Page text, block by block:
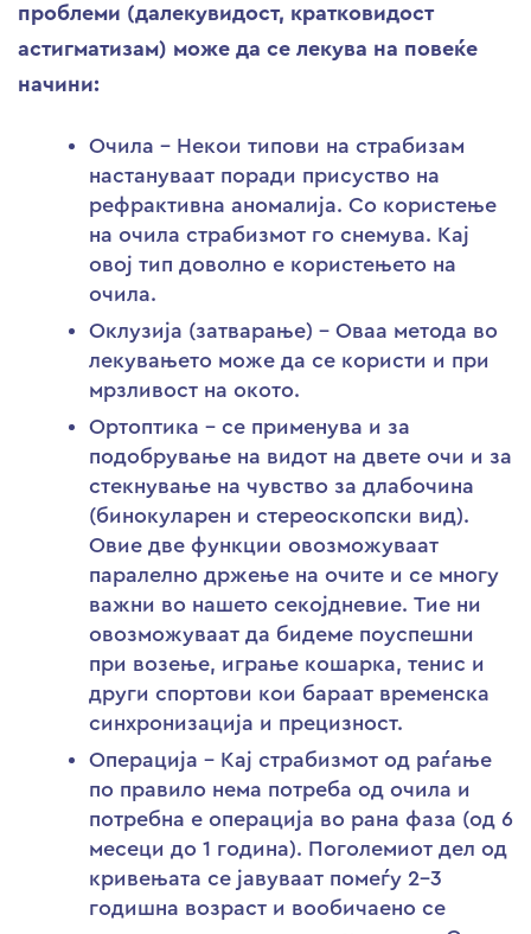
проблеми (далекувидост, кратковидост
астигматизам) може да се лекува на повеќе
начини:
Очила – Некои типови на страбизам
настануваат поради присуство на
рефрактивна аномалија. Со користење
на очила страбизмот го снемува. Кај
овој тип доволно е користењето на
очила.
Оклузија (затварање) – Оваа метода во
лекувањето може да се користи и при
мрзливост на окото.
Ортоптика – се применува и за
подобрување на видот на двете очи и за
стекнување на чувство за длабочина
(бинокуларен и стереоскопски вид).
Овие две функции овозможуваат
паралелно држење на очите и се многу
важни во нашето секојдневие. Тие ни
овозможуваат да бидеме поуспешни
при возење, играње кошарка, тенис и
други спортови кои бараат временска
синхронизација и прецизност.
Операција – Кај страбизмот од раѓање
по правило нема потреба од очила и
потребна е операција во рана фаза (од 6
месеци до 1 година). Поголемиот дел од
кривењата се јавуваат помеѓу 2-3
годишна возраст и вообичаено се